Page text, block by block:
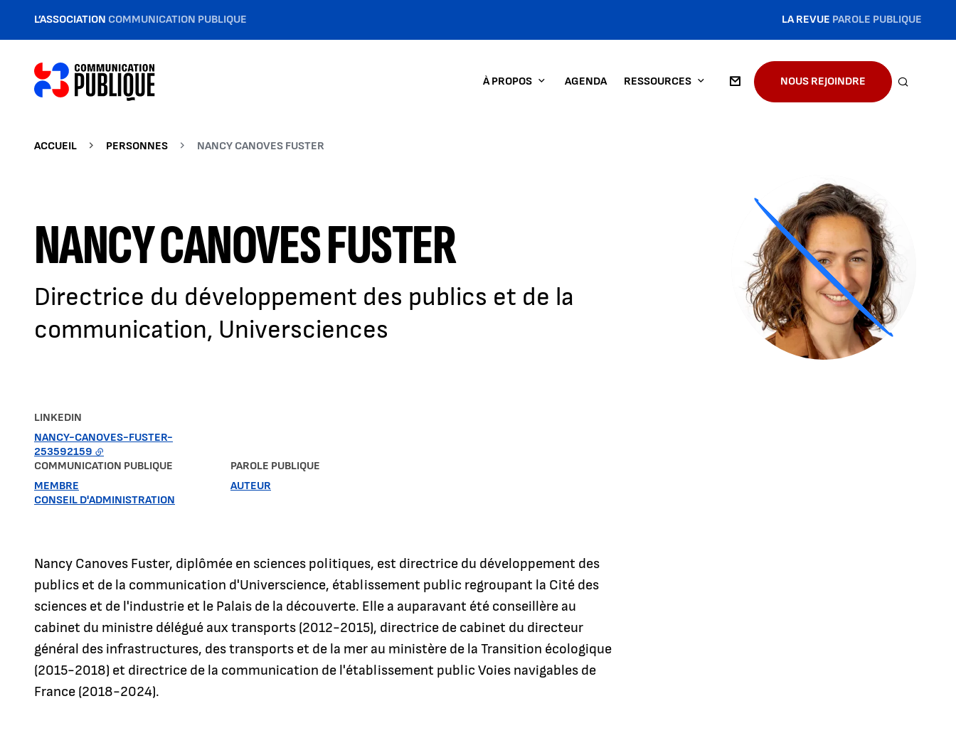
L’ASSOCIATION COMMUNICATION PUBLIQUE LA REVUE PAROLE PUBLIQUE
À PROPOS AGENDA RESSOURCES NOUS REJOINDRE
ACCUEIL PERSONNES NANCY CANOVES FUSTER
NANCY CANOVES FUSTER
Directrice du développement des publics et de la
communication, Universciences
COMMUNICATION PUBLIQUE
MEMBRE
CONSEIL D'ADMINISTRATION
PAROLE PUBLIQUE
AUTEUR
LINKEDIN
NANCY-CANOVES-FUSTER-
253592159
Nancy Canoves Fuster, diplômée en sciences politiques, est directrice du développement des
publics et de la communication d'Universcience, établissement public regroupant la Cité des
sciences et de l'industrie et le Palais de la découverte. Elle a auparavant été conseillère au
cabinet du ministre délégué aux transports (2012-2015), directrice de cabinet du directeur
général des infrastructures, des transports et de la mer au ministère de la Transition écologique
(2015-2018) et directrice de la communication de l'établissement public Voies navigables de
France (2018-2024).